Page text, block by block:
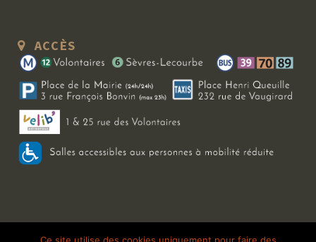
ACCÈS
Copyright 2026 Le Bal Blomet | Tous droits réservés | Mentions légales